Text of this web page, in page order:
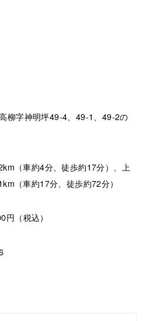
柳字神明坪49‐4、49‐1、49‐2の
（車約4分、徒歩約17分）、上
（車約17分、徒歩約72分）
（税込）